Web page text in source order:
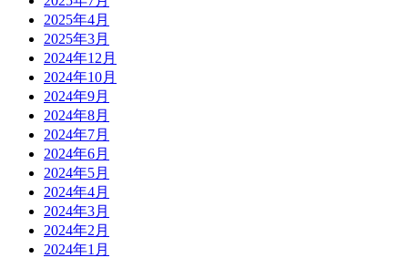
2025年4月
2025年3月
2024年12月
2024年10月
2024年9月
2024年8月
2024年7月
2024年6月
2024年5月
2024年4月
2024年3月
2024年2月
2024年1月